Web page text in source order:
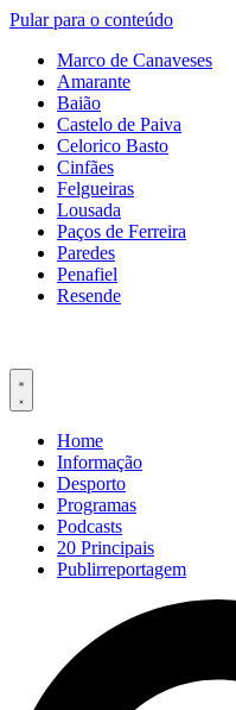
Pular para o conteúdo
Marco de Canaveses
Amarante
Baião
Castelo de Paiva
Celorico Basto
Cinfães
Felgueiras
Lousada
Paços de Ferreira
Paredes
Penafiel
Resende
Home
Informação
Desporto
Programas
Podcasts
20 Principais
Publirreportagem